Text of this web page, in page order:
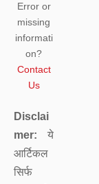
Error or
missing
informati
on?
Contact
Us
Disclai
mer: ये
आर्टिकल
सिर्फ